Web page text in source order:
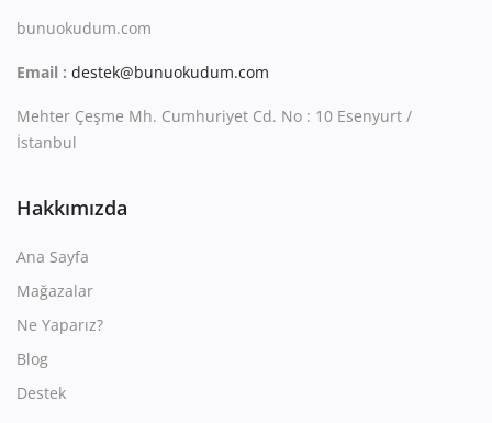
bunuokudum.com
Email : destek@bunuokudum.com
Mehter Çeşme Mh. Cumhuriyet Cd. No : 10 Esenyurt /
İstanbul
Hakkımızda
Ana Sayfa
Mağazalar
Ne Yaparız?
Blog
Destek